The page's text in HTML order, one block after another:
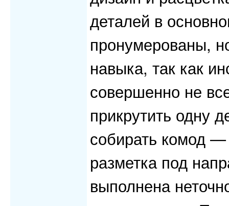
деталей в
пронумерованы,
навыка, так как
совершенно не
прикрутить одну
собирать комод
разметка под
выполнена